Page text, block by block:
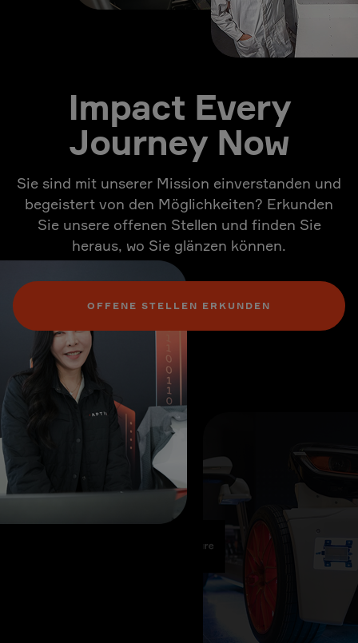
Impact Every
Journey Now
Sie sind mit unserer Mission einverstanden und
begeistert von den Möglichkeiten? Erkunden
Sie unsere offenen Stellen und finden Sie
heraus, wo Sie glänzen können.
OFFENE STELLEN ERKUNDEN